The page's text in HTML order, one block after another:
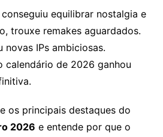
equilibrar nostalgia e
trouxe remakes aguardados.
novas IPs ambiciosas.
calendário de 2026 ganhou
os principais destaques do
2026 e entende por que o